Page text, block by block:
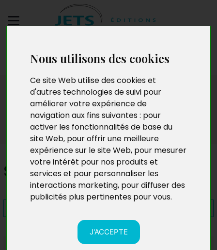
Nous utilisons des cookies
Ce site Web utilise des cookies et
d'autres technologies de suivi pour
améliorer votre expérience de
navigation aux fins suivantes : pour
activer les fonctionnalités de base du
site Web, pour offrir une meilleure
expérience sur le site Web, pour mesurer
votre intérêt pour nos produits et
services et pour personnaliser les
interactions marketing, pour diffuser des
publicités plus pertinentes pour vous.
J'ACCEPTE
manuscrit
Presse
Soleil rhum-raisin